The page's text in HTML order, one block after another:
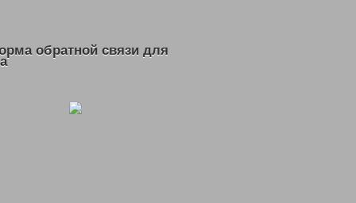
= КУЗБАСС
обратной связи для